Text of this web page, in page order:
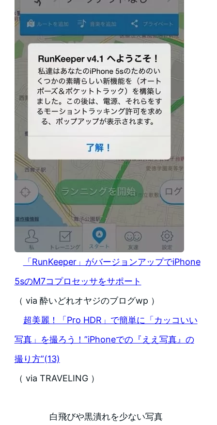
「RunKeeper」がバージョンアップでiPhone
5sのM7コプロセッサをサポート
（ via 酔いどれオヤジのブログwp ）
超美麗！「Pro HDR」で簡単に「カッコいい
写真」を撮ろう！”iPhoneでの『ええ写真』の
撮り方”(13)
（ via TRAVELING ）
白飛びや黒潰れを少ない写真